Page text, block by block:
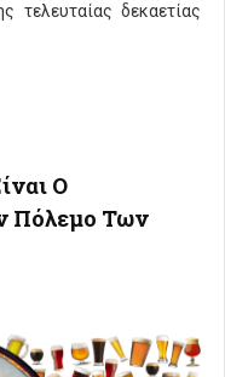
τελευταίας δεκαετίας
Ο
Πόλεμο Των